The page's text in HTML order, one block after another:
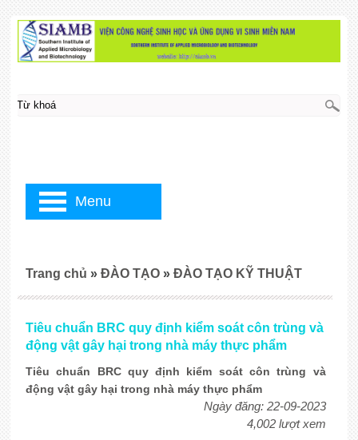
Tiêu chuẩn BRC quy định kiểm soát côn trùng và
động vật gây hại trong nhà máy thực phẩm
Tiêu chuẩn BRC quy định kiểm soát côn trùng và
động vật gây hại trong nhà máy thực phẩm
Ngày đăng: 22-09-2023
4,002 lượt xem
Trang chủ » ĐÀO TẠO » ĐÀO TẠO KỸ THUẬT
Menu